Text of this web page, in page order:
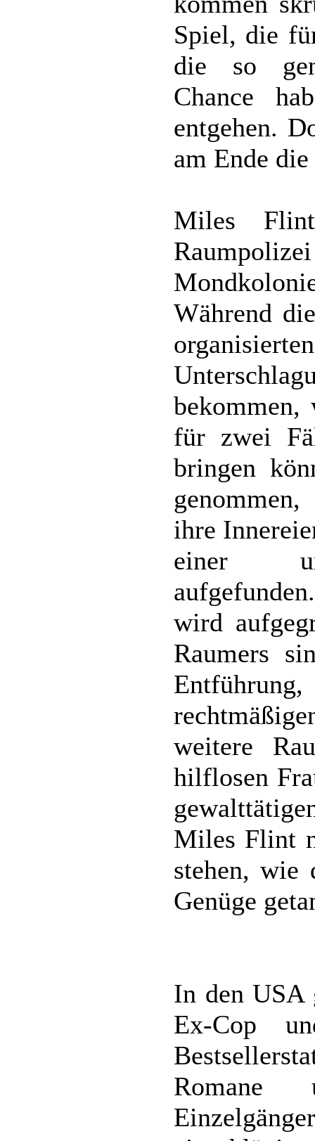
Spiel, die
die so
Chance
entgehen.
am Ende
Miles
Während
für zwei
bringen
ihre
einer
wird
Raumers
weitere
hilflosen
Miles Flint
stehen, wie
Genüge
In den USA
Ex-Cop
Romane